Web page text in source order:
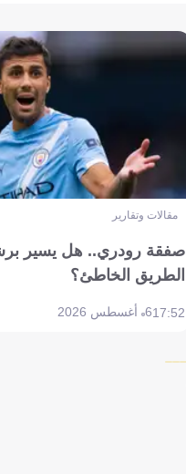
مقالات وتقارير
صفقة رودري.. هل يسير
الطريق الخاطئ؟
17:526 أغسطس 2026